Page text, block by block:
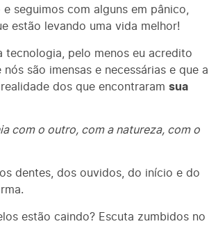
seguimos com alguns em pânico,
estão levando uma vida melhor!
tecnologia, pelo menos eu acredito
são imensas e necessárias e que a
dos que encontraram sua
com o outro, com a natureza, com o
dentes, dos ouvidos, do início e do
estão caindo? Escuta zumbidos no